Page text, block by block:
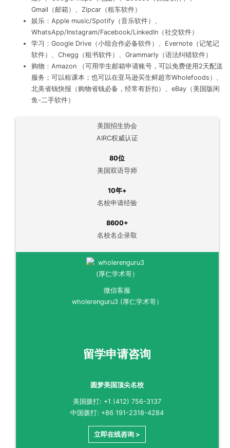
Gmail（邮箱）、Zipcar（租车软件）
娱乐：Apple music/Spotify（音乐软件）、
WhatsApp/Instagram/Facebook/LinkedIn（社交软件）
学习：Google Drive（小组合作必备软件）、Evernote（记笔记
软件）、Chegg（租书软件）、Grammarly（语法纠错软件）
购物：Amazon （可用学生邮箱申请账号，可以免费使用2天配送
服务；可以租课本；也可以在亚马逊买生鲜超市Wholefoods）、
北美省钱快报（购物省钱必备，经常有折扣）、eBay（美国版闲
鱼-二手软件）
美国招生协会
AIRC权威认证
80位
美国双语导师
10年+
名校申请经验
8600+
名校名企录取
微信客服
wholerenguru3 (厚仁学术哥）
留学申请咨询
圆梦美国顶尖名校
美国拨打: +1 (412) 756-3137
中国拨打: +86 191-2318-4284
立即在线咨询 >